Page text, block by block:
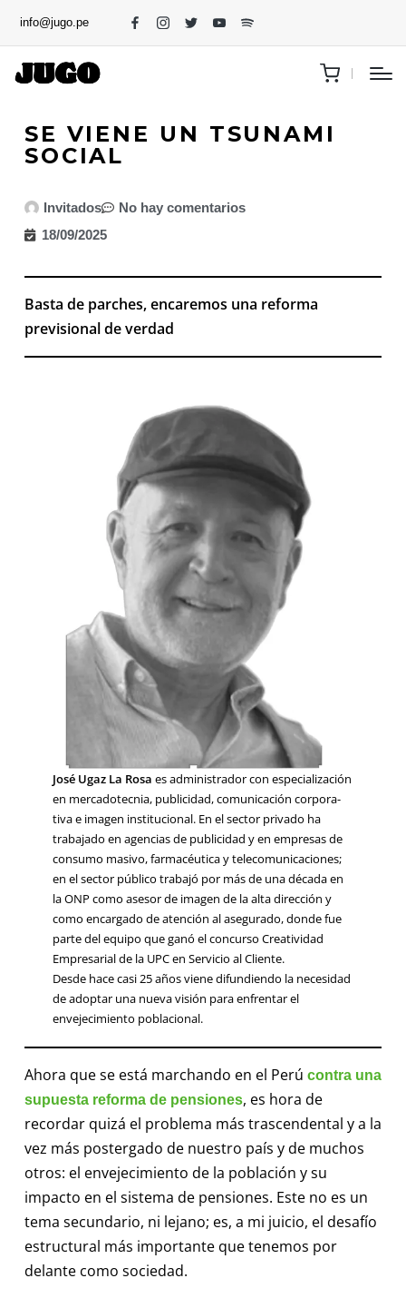
info@jugo.pe
SE VIENE UN TSUNAMI
SOCIAL
Invitados
No hay comentarios
18/09/2025
Basta de parches, encaremos una reforma
previsional de verdad
José Ugaz La Rosa es administrador con especialización
en mercadotecnia, publicidad, comunicación corpora-
tiva e imagen institucional. En el sector privado ha
trabajado en agencias de publicidad y en empresas de
consumo masivo, farmacéutica y telecomunicaciones;
en el sector público trabajó por más de una década en
la ONP como asesor de imagen de la alta dirección y
como encargado de atención al asegurado, donde fue
parte del equipo que ganó el concurso Creatividad
Empresarial de la UPC en Servicio al Cliente.
Desde hace casi 25 años viene difundiendo la necesidad
de adoptar una nueva visión para enfrentar el
envejecimiento poblacional.
Ahora que se está marchando en el Perú contra una
supuesta reforma de pensiones, es hora de
recordar quizá el problema más trascendental y a la
vez más postergado de nuestro país y de muchos
otros: el envejecimiento de la población y su
impacto en el sistema de pensiones. Este no es un
tema secundario, ni lejano; es, a mi juicio, el desafío
estructural más importante que tenemos por
delante como sociedad.